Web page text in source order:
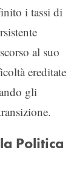
i tassi di
al suo
ereditate
gli
Politica